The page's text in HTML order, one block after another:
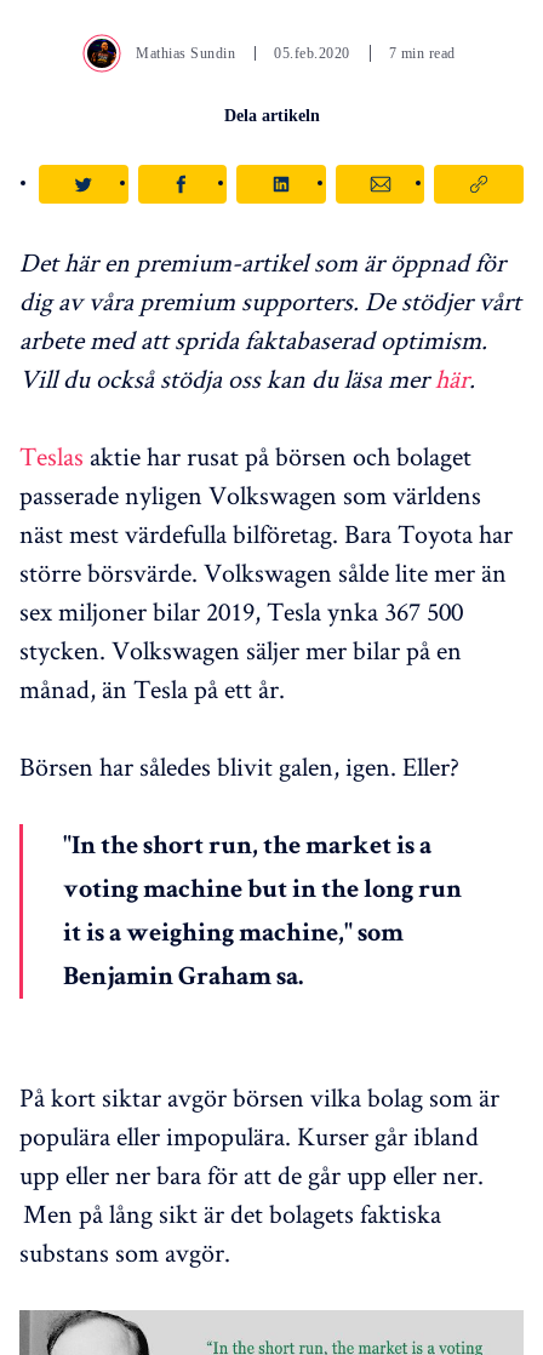
Mathias Sundin 05.feb.2020 7 min read
Dela artikeln
Det här en premium-artikel som är öppnad för
dig av våra premium supporters. De stödjer vårt
arbete med att sprida faktabaserad optimism.
Vill du också stödja oss kan du läsa merhär.
Teslas aktie har rusat på börsen och bolaget
passerade nyligen Volkswagen som världens
näst mest värdefulla bilföretag. Bara Toyota har
större börsvärde. Volkswagen sålde lite mer än
sex miljoner bilar 2019, Tesla ynka 367 500
stycken. Volkswagen säljer mer bilar på en
månad, än Tesla på ett år.
Börsen har således blivit galen, igen. Eller?
"In the short run, the market is a
voting machine but in the long run
it is a weighing machine," som
Benjamin Graham sa.
På kort siktar avgör börsen vilka bolag som är
populära eller impopulära. Kurser går ibland
upp eller ner bara för att de går upp eller ner.
Men på lång sikt är det bolagets faktiska
substans som avgör.